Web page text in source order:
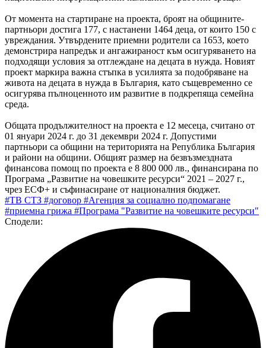
От момента на стартиране на проекта, броят на общините-
партньори достига 177, с настанени 1464 деца, от които 150 с
увреждания. Утвърдените приемни родители са 1653, което
демонстрира напредък и ангажираност към осигуряването на
подходящи условия за отглеждане на децата в нужда. Новият
проект маркира важна стъпка в усилията за подобряване на
живота на децата в нужда в България, като същевременно се
осигурява пълноценното им развитие в подкрепяща семейна
среда.
Общата продължителност на проекта е 12 месеца, считано от
01 януари 2024 г. до 31 декември 2024 г. Допустими
партньори са общини на територията на Република България
и райони на общини. Общият размер на безвъзмездната
финансова помощ по проекта е 8 800 000 лв., финансирана по
Програма „Развитие на човешките ресурси“ 2021 – 2027 г.,
чрез ЕСФ+ и съфинасиране от националния бюджет.
#ТВ СТЗ #договор #Агенция за социално подпомагане
#приемна грижа #Програма "Развитие на човешките ресурси"
Сподели: